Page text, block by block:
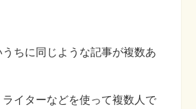
ちに同じような記事が複数あ
イターなどを使って複数人で